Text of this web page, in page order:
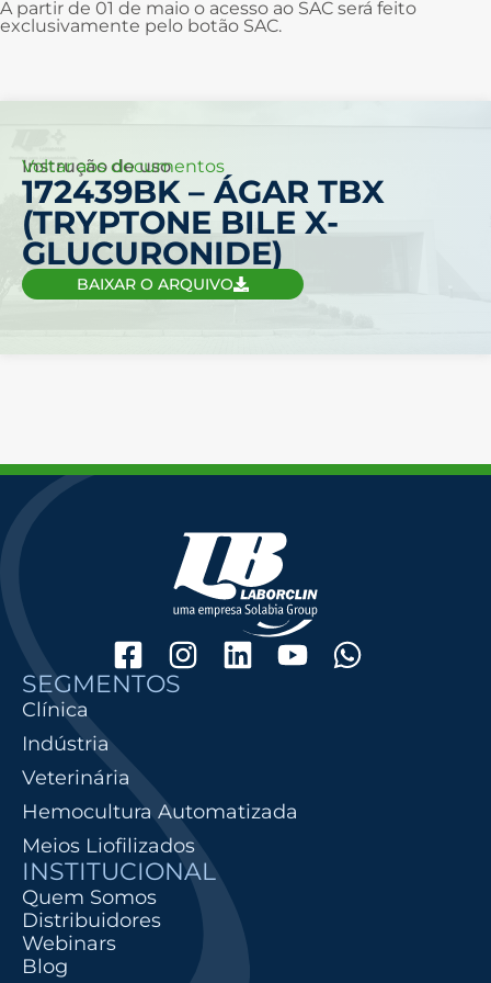
A partir de 01 de maio o acesso ao SAC será feito
exclusivamente pelo botão SAC.
Voltar aos documentos
Instrução de uso
172439BK – ÁGAR TBX
(TRYPTONE BILE X-
GLUCURONIDE)
BAIXAR O ARQUIVO
SEGMENTOS
Clínica
Indústria
Veterinária
Hemocultura Automatizada
Meios Liofilizados
INSTITUCIONAL
Quem Somos
Distribuidores
Webinars
Blog